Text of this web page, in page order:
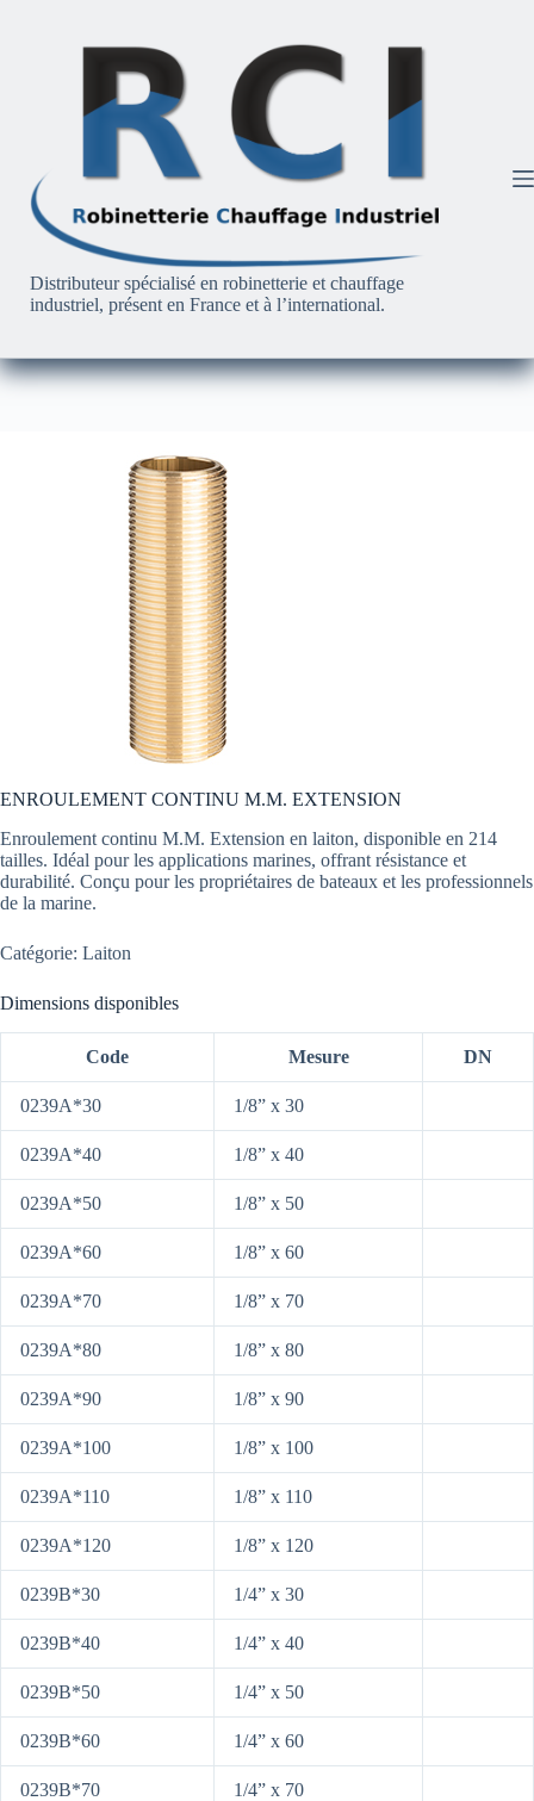
Distributeur spécialisé en robinetterie et chauffage
industriel, présent en France et à l’international.
ENROULEMENT CONTINU M.M. EXTENSION
Enroulement continu M.M. Extension en laiton, disponible en 214
tailles. Idéal pour les applications marines, offrant résistance et
durabilité. Conçu pour les propriétaires de bateaux et les professionnels
de la marine.
Catégorie: Laiton
Dimensions disponibles
Code Mesure DN
0239A*30 1/8” x 30
0239A*40 1/8” x 40
0239A*50 1/8” x 50
0239A*60 1/8” x 60
0239A*70 1/8” x 70
0239A*80 1/8” x 80
0239A*90 1/8” x 90
0239A*100 1/8” x 100
0239A*110 1/8” x 110
0239A*120 1/8” x 120
0239B*30 1/4” x 30
0239B*40 1/4” x 40
0239B*50 1/4” x 50
0239B*60 1/4” x 60
0239B*70 1/4” x 70